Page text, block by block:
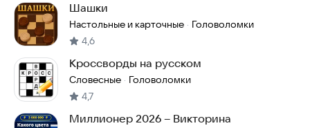
Шашки
Настольные и карточные · Головоломки
4,6
Кроссворды на русском
Словесные · Головоломки
4,7
Миллионер 2026 – Викторина